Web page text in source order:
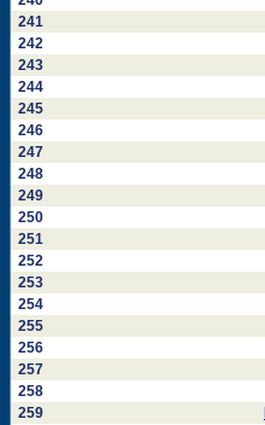
241
242
243
244
245
246
247
248
249
250
251
252
253
254
255
256
257
258
259